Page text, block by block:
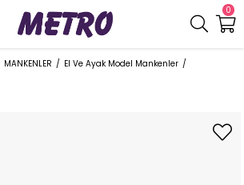
0
MANKENLER El Ve Ayak Model Mankenler